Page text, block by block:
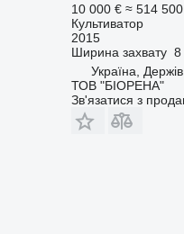
10 000 € ≈ 514 500
Культиватор
2015
Ширина захвату 8
Україна, Держів
ТОВ "БІОРЕНА"
Зв'язатися з